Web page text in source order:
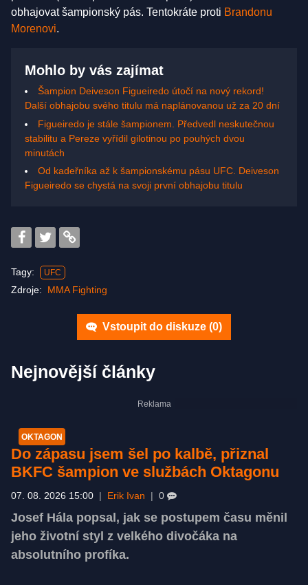
obhajovat šampionský pás. Tentokráte proti Brandonu
Morenovi.
Mohlo by vás zajímat
Šampion Deiveson Figueiredo útočí na nový rekord!
Další obhajobu svého titulu má naplánovanou už za 20 dní
Figueiredo je stále šampionem. Předvedl neskutečnou
stabilitu a Pereze vyřídil gilotinou po pouhých dvou
minutách
Od kadeřníka až k šampionskému pásu UFC. Deiveson
Figueiredo se chystá na svoji první obhajobu titulu
Tagy: UFC
Zdroje: MMA Fighting
Vstoupit do diskuze (0)
Nejnovější články
OKTAGON
Do zápasu jsem šel po kalbě, přiznal
BKFC šampion ve službách Oktagonu
07. 08. 2026 15:00 Erik Ivan 0
Josef Hála popsal, jak se postupem času měnil
jeho životní styl z velkého divočáka na
absolutního profíka.